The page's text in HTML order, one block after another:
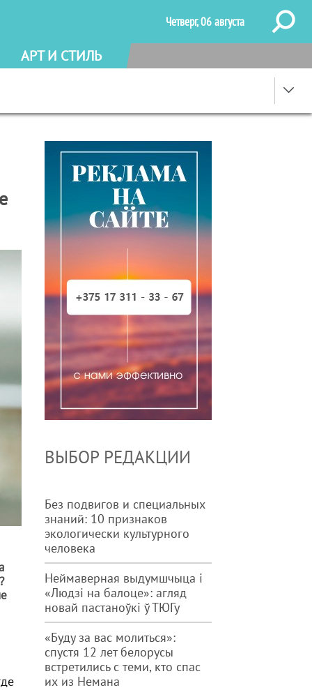
Четверг, 06 августа
АРТ И СТИЛЬ
ВЫБОР РЕДАКЦИИ
Без подвигов и специальных
знаний: 10 признаков
экологически культурного
человека
Неймаверная выдумшчыца і
«Людзі на балоце»: агляд
новай пастаноўкі ў ТЮГу
«Буду за вас молиться»:
спустя 12 лет белорусы
встретились с теми, кто спас
их из Немана